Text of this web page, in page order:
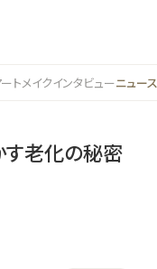
トメイクインタビューニュース
す老化の秘密